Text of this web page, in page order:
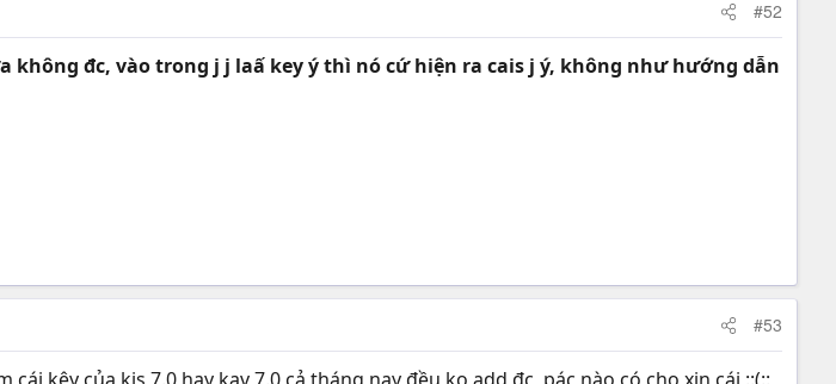
#52
không đc, vào trong j j laấ key ý thì nó cứ hiện ra cais j ý, không như hướng dẫn
#53